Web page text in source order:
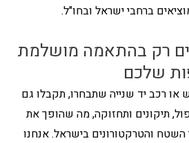
ברחבי ישראל ובחו"ל.
רק בהתאמה מושלמת
שלכם
רכב יד שנייה שתבחרו, תקבלו גם
תיקונים ותחזוקה, מה שהופך את
והטרקטורונים בישראל. אנחנו